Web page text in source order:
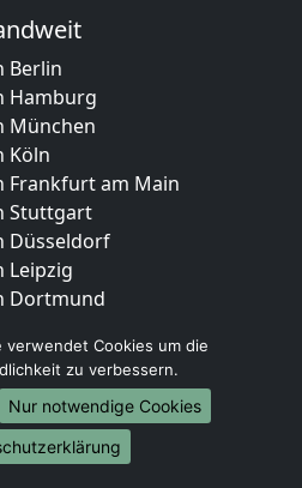
Berlin
Hamburg
München
Köln
Frankfurt am Main
Stuttgart
Düsseldorf
Leipzig
Dortmund
Bremen
Dresden
Hannover
Nürnberg
Duisburg
verwendet Cookies um die
zu verbessern.
Nur notwendige Cookies